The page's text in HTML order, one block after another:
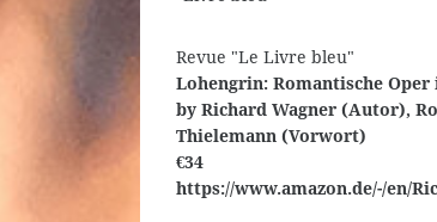
Revue "Le Livre bleu"
Lohengrin: Romantische Oper
by Richard Wagner (Autor),
Thielemann (Vorwort)
€34
https://www.amazon.de/-/en/